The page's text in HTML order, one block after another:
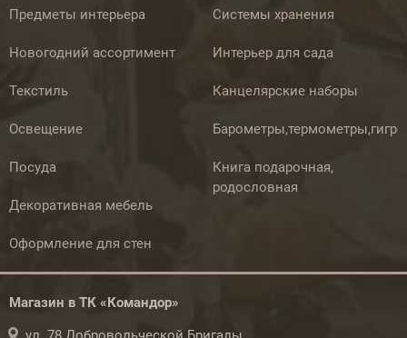
Предметы интерьера
Новогодний ассортимент
Текстиль
Освещение
Посуда
Декоративная мебель
Оформление для стен
Системы хранения
Интерьер для сада
Канцелярские наборы
Книга подарочная,
родословная
Магазин в ТК «Командор»